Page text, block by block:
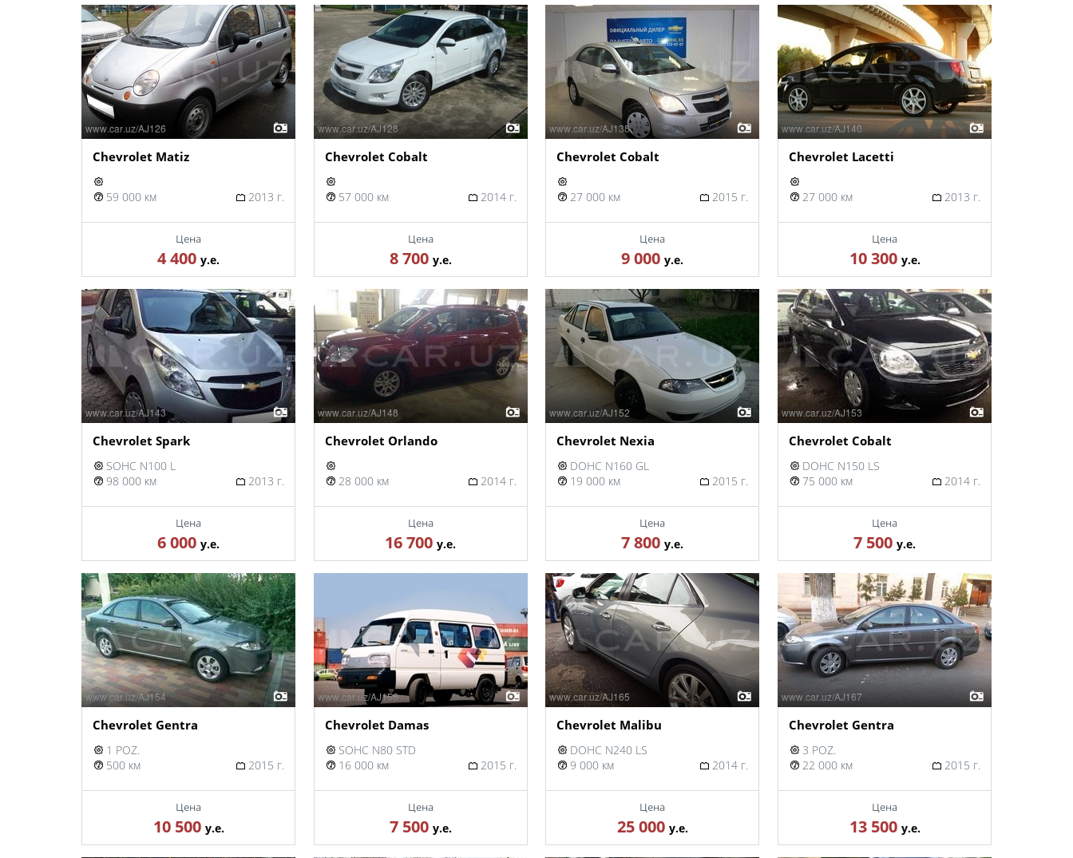
Chevrolet Matiz
59 000 км 2013 г.
Цена
4 400 у.е.
Chevrolet Cobalt
57 000 км 2014 г.
Цена
8 700 у.е.
Chevrolet Cobalt
27 000 км 2015 г.
Цена
9 000у.е.
Chevrolet Lacetti
27 000 км 2013 г.
Цена
10 300 у.е.
Chevrolet Spark
SOHC N100 L
98 000 км
2013 г.
Цена
6 000 у.е.
Chevrolet Orlando
28 000 км 2014 г.
Цена
16 700у.е.
Chevrolet Nexia
DOHC N160 GL
19 000 км
2015 г.
Цена
7 800у.е.
Chevrolet Cobalt
DOHC N150 LS
75 000 км
2014 г.
Цена
7 500у.е.
Chevrolet Gentra
1 POZ.
500 км
2015 г.
Цена
10 500 у.е.
Chevrolet Damas
SOHC N80 STD
16 000 км
2015 г.
Цена
7 500 у.е.
Chevrolet Malibu
DOHC N240 LS
9 000 км
2014 г.
Цена
25 000 у.е.
Chevrolet Gentra
3 POZ.
22 000 км
2015 г.
Цена
13 500 у.е.